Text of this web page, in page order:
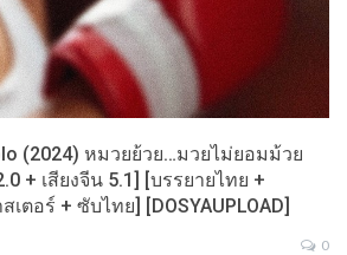
(2024) หมวยย้วย…มวยไม่ยอมม้วย
+ เสียงจีน 5.1] [บรรยายไทย +
ตอร์ + ซับไทย] [DOSYAUPLOAD]
0